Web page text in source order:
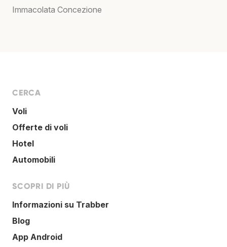
Immacolata Concezione
CERCA
Voli
Offerte di voli
Hotel
Automobili
SCOPRI DI PIÙ
Informazioni su Trabber
Blog
App Android